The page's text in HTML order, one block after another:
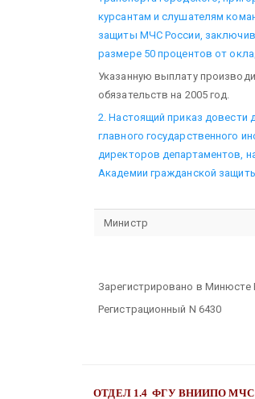
курсантам и слушателям
защиты МЧС России,
размере 50 процентов от
Указанную выплату
обязательств на 2005 год.
2. Настоящий приказ довести
главного государственного
директоров департаментов,
Академии гражданской
Министр
Зарегистрировано в Минюсте
Регистрационный N 6430
ОТДЕЛ 1.4ФГУ ВНИИПО МЧС